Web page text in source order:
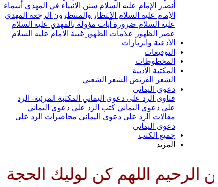
الإمام عليه السلامسنن الانبياء في المهديأسماء
عليه السلامالانتظار والمنتظرونالرجعةالمهدي
السلام ضرورة آيات مؤولة بالمهدي عليه السلام
علامات الظهورغيبة الامام عليه السلام
والزيارات
الأدبية
الشعر الشعبي
اليماني
الرد على دعوى اليماني المكتبة المرئية- الرد
دعوى اليماني كتب الرد على دعوى اليماني
الرد على دعوى اليماني محاضرات الرد على
كن لوليك الحجة بن